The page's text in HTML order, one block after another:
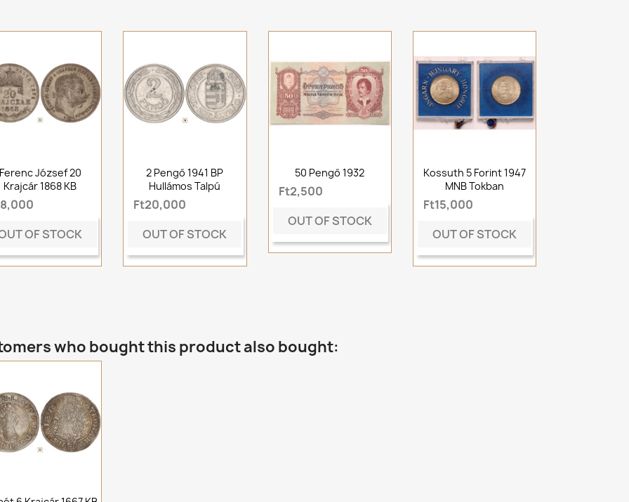
József 20
Krajcár 1868 KB
OF STOCK
2 Pengő 1941 BP
Hullámos Talpú
Ft20,000
OUT OF STOCK
50 Pengő 1932
Ft2,500
OUT OF STOCK
Kossuth 5 Forint 1947
MNB Tokban
Ft15,000
OUT OF STOCK
who bought this product also bought: